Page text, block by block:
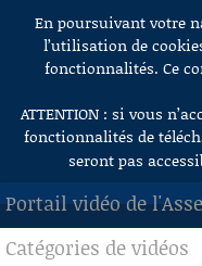
Aller au contenu
En poursuivant votre
l’utilisation de
fonctionnalités. Ce
ATTENTION : si vous
fonctionnalités de
seront pas
Portail vidéo de
ACCUEIL
Catégories de vidéos